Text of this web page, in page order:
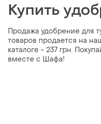
Купить
Продажа удобрение для
товаров продается на
каталоге - 237 грн.
вместе с Шафа!